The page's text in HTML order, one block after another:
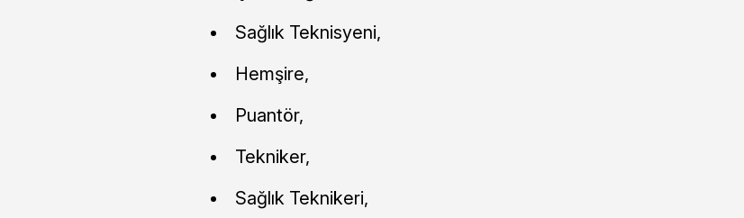
Sağlık Teknisyeni,
Hemşire,
Puantör,
Tekniker,
Sağlık Teknikeri,